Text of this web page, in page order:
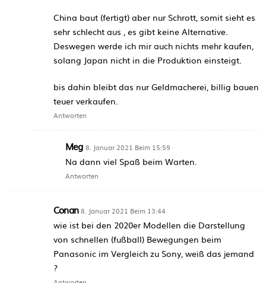
China baut (fertigt) aber nur Schrott, somit sieht es
sehr schlecht aus , es gibt keine Alternative.
Deswegen werde ich mir auch nichts mehr kaufen,
solang Japan nicht in die Produktion einsteigt.
bis dahin bleibt das nur Geldmacherei, billig bauen
teuer verkaufen.
Antworten
Meg 8. Januar 2021 Beim 15:59
Na dann viel Spaß beim Warten.
Antworten
Conan 8. Januar 2021 Beim 13:44
wie ist bei den 2020er Modellen die Darstellung
von schnellen (fußball) Bewegungen beim
Panasonic im Vergleich zu Sony, weiß das jemand
?